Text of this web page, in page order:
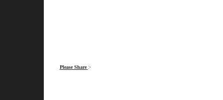
Please Share :-